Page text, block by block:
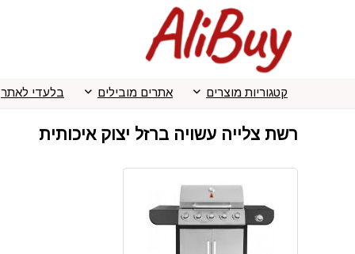
קטגוריות מוצרים אתרים מובילים בלעדי לאתר
רשת צלייה עשויה ברזל יצוק איכותית